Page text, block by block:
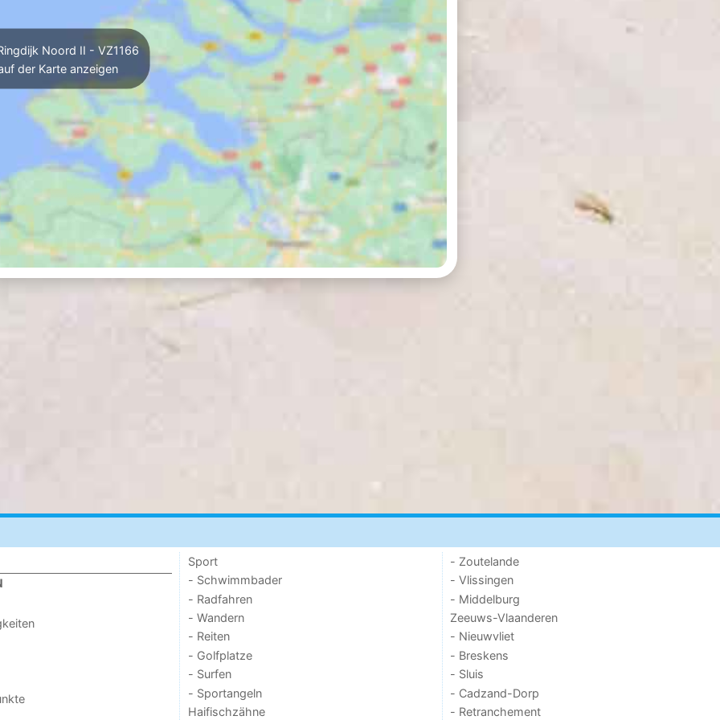
Noord II - VZ1166
der Karte anzeigen
Sport
- Schwimmbader
- Radfahren
- Wandern
- Reiten
- Golfplatze
- Surfen
- Sportangeln
Haifischzähne
- Zoutelande
- Vlissingen
- Middelburg
Zeeuws-Vlaanderen
- Nieuwvliet
- Breskens
- Sluis
- Cadzand-Dorp
- Retranchement